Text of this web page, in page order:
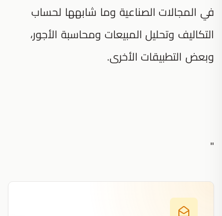
في المجالات الصناعية وما شابهها لحساب
التكاليف وتحليل المبيعات ومحاسبة الأجور،
وبعض التطبيقات الأخرى.
"